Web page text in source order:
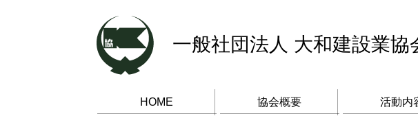
一般社団法人 大和建設業協
HOME 協会概要 活動内